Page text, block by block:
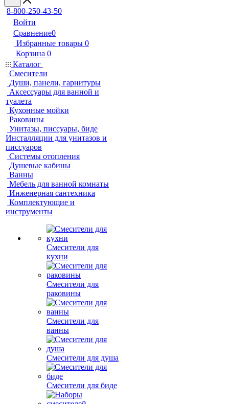
8-800-250-43-50
Войти
Сравнение0
Избранные товары 0
Корзина 0
Каталог
Смесители
Души, панели, гарнитуры
Аксессуары для ванной и
туалета
Кухонные мойки
Раковины
Унитазы, писсуары, биде
Инсталляции для унитазов и
писсуаров
Системы отопления
Душевые кабины
Ванны
Мебель для ванной комнаты
Инженерная сантехника
Комплектующие и
инструменты
Смесители для
кухни
Смесители для
раковины
Смесители для
ванны
Смесители для душа
Смесители для биде